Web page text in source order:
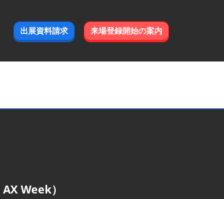
出展資料請求 来場登録開始の案内
Week）